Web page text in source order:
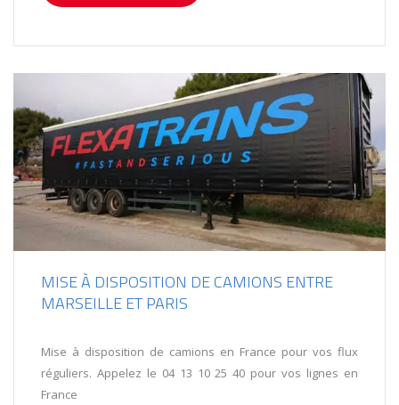
transport de vos marchandises.
MISE À DISPOSITION DE CAMIONS ENTRE
MARSEILLE ET PARIS
Mise à disposition de camions en France pour vos flux
réguliers. Appelez le 04 13 10 25 40 pour vos lignes en
France